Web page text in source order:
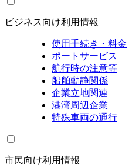
ビジネス向け利用情報
使用手続き・料金
ポートサービス
航行時の注意等
船舶動静関係
企業立地関連
港湾周辺企業
特殊車両の通行
市民向け利用情報